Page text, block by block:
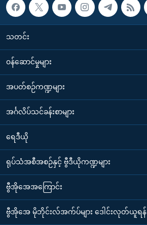
သတင်း
၀န်ဆောင်မှုများ
အပတ်စဉ်ကဏ္ဍများ
အင်္ဂလိပ်သင်ခန်းစာများ
ရေဒီယို
ရုပ်သံအစီအစဉ်နှင့် ဗွီဒီယိုကဏ္ဍများ
ဗွီအိုအေအကြောင်း
ဗွီအိုအေ မိုဘိုင်းလ်အက်ပ်များ ဒေါင်းလုတ်ယူရန်